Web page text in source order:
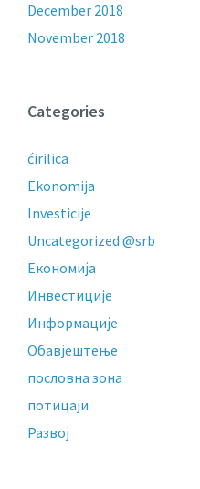
December 2018
November 2018
Categories
ćirilica
Ekonomija
Investicije
Uncategorized @srb
Економија
Инвестиције
Информације
Обавјештење
пословнa зонa
потицаји
Развој